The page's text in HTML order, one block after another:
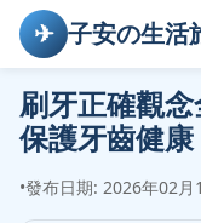
✈ 子安の生活
刷牙正確觀
保護牙齒健康
•發布日期: 2026年02月